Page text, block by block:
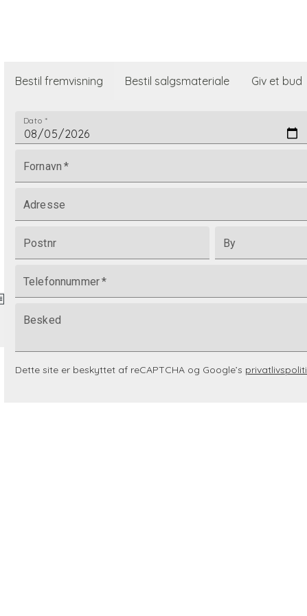
Bestil fremvisning Bestil salgsmateriale Giv et bud
Dato *
Fornavn *
Adresse
Postnr By
Telefonnummer*
Besked
Dette site er beskyttet af reCAPTCHA og Google’s